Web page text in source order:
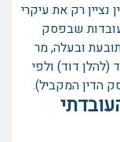
רק את עיקרי
שבפסק
ובעלה, מר
(להלן דוד) ולפי
הדין המקביל).